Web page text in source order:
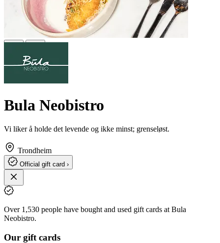
Bula Neobistro
Vi liker å holde det levende og ikke minst; grenseløst.
Trondheim
Official gift card ›
Over 1,530 people have bought and used gift cards at Bula
Neobistro.
Our gift cards